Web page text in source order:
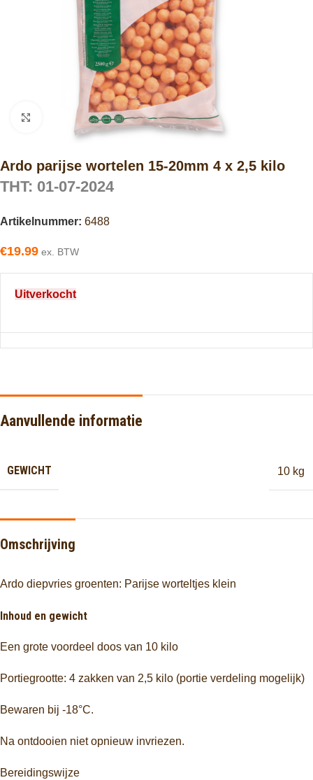
Click to enlarge
Ardo parijse wortelen 15-20mm 4 x 2,5 kilo
THT: 01-07-2024
Artikelnummer: 6488
€19.99 ex. BTW
Uitverkocht
Aanvullende informatie
GEWICHT 10 kg
Omschrijving
Ardo diepvries groenten: Parijse worteltjes klein
Inhoud en gewicht
Een grote voordeel doos van 10 kilo
Portiegrootte: 4 zakken van 2,5 kilo (portie verdeling mogelijk)
Bewaren bij -18°C.
Na ontdooien niet opnieuw invriezen.
Bereidingswijze